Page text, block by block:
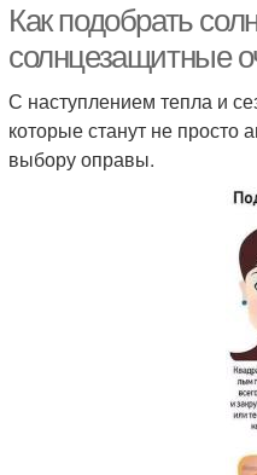
Как подобрать
солнцезащитные
С наступлением тепла и
которые станут не просто
выбору оправы.